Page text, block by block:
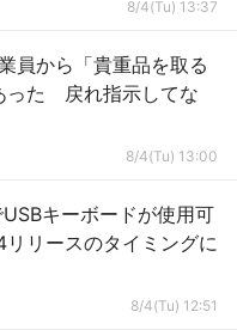
8/4(Tu) 13:37
員から「貴重品を取る
った 戻れ指示してな
8/4(Tu) 13:00
キーボードが使用可
リースのタイミングに
8/4(Tu) 12:51